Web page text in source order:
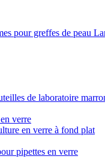
pour greffes de peau
de laboratoire
verre
en verre à fond plat
pipettes en verre